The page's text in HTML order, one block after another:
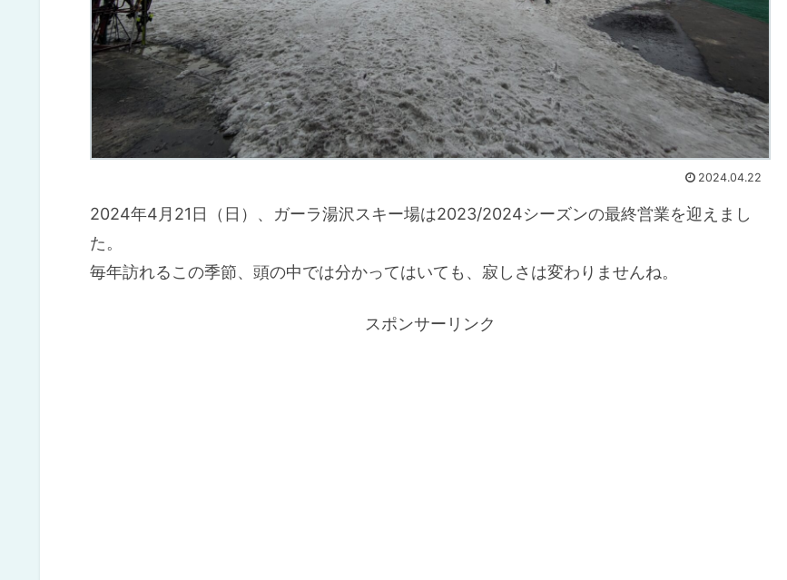
2024.04.22
2024年4月21日（日）、ガーラ湯沢スキー場は2023/2024シーズンの最終営業を迎えまし
た。
毎年訪れるこの季節、頭の中では分かってはいても、寂しさは変わりませんね。
スポンサーリンク